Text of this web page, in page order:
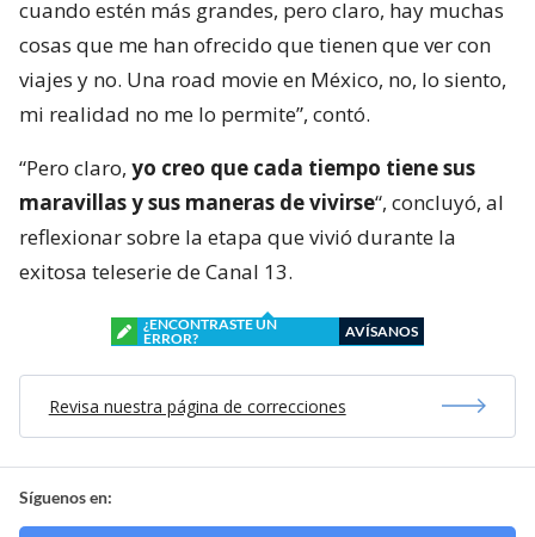
cuando estén más grandes, pero claro, hay muchas
cosas que me han ofrecido que tienen que ver con
viajes y no. Una road movie en México, no, lo siento,
mi realidad no me lo permite”, contó.
“Pero claro, yo creo que cada tiempo tiene sus
maravillas y sus maneras de vivirse“, concluyó, al
reflexionar sobre la etapa que vivió durante la
exitosa teleserie de Canal 13.
¿ENCONTRASTE UN
ERROR?
AVÍSANOS
Revisa nuestra página de correcciones
Síguenos en: